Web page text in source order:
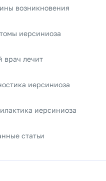
возникновения
иерсиниоза
врач лечит
иерсиниоза
иерсиниоза
статьи